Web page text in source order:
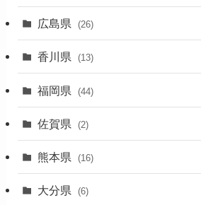
(1)
広島県 (26)
香川県 (13)
福岡県 (44)
佐賀県 (2)
熊本県 (16)
大分県 (6)